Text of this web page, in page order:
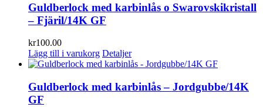
Guldberlock med karbinlås o Swarovskikristall
– Fjäril/14K GF
kr100.00
Lägg till i varukorg Detaljer
Guldberlock med karbinlås – Jordgubbe/14K
GF